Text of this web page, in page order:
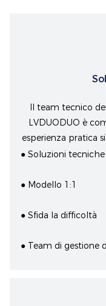
Il team tecnico
LVDUODUO è
esperienza pratica
● Soluzioni tecniche
● Modello 1:1
● Sfida la difficoltà
● Team di gestione